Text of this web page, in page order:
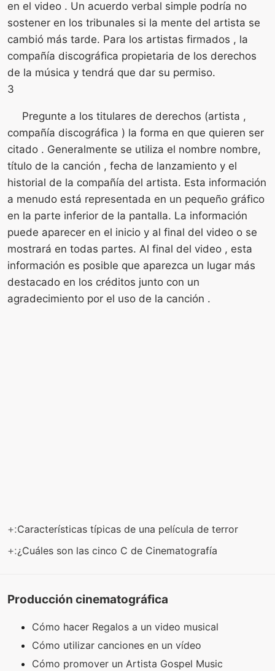
en el video . Un acuerdo verbal simple podría no
sostener en los tribunales si la mente del artista se
cambió más tarde. Para los artistas firmados , la
compañía discográfica propietaria de los derechos
de la música y tendrá que dar su permiso.
3
Pregunte a los titulares de derechos (artista ,
compañía discográfica ) la forma en que quieren ser
citado . Generalmente se utiliza el nombre nombre,
título de la canción , fecha de lanzamiento y el
historial de la compañía del artista. Esta información
a menudo está representada en un pequeño gráfico
en la parte inferior de la pantalla. La información
puede aparecer en el inicio y al final del video o se
mostrará en todas partes. Al final del video , esta
información es posible que aparezca un lugar más
destacado en los créditos junto con un
agradecimiento por el uso de la canción .
+:Características típicas de una película de terror
+:¿Cuáles son las cinco C de Cinematografía
Producción cinematográfica
Cómo hacer Regalos a un video musical
Cómo utilizar canciones en un vídeo
Cómo promover un Artista Gospel Music